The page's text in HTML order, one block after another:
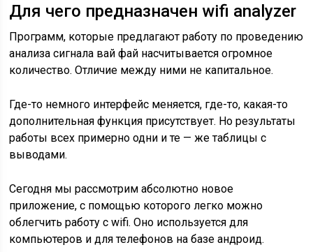
Для чего предназначен wifi analyzer
Программ, которые предлагают работу по проведению
анализа сигнала вай фай насчитывается огромное
количество. Отличие между ними не капитальное.
Где-то немного интерфейс меняется, где-то, какая-то
дополнительная функция присутствует. Но результаты
работы всех примерно одни и те — же таблицы с
выводами.
Сегодня мы рассмотрим абсолютно новое
приложение, с помощью которого легко можно
облегчить работу с wifi. Оно используется для
компьютеров и для телефонов на базе андроид.